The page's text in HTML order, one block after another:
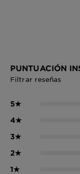
PUNTUACIÓN
Filtrar reseñas
5★
4★
3★
2★
1★